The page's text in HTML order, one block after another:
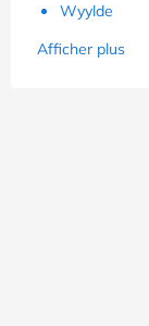
Wyylde
Afficher plus